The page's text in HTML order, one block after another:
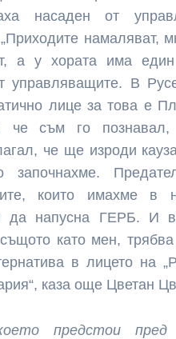
насаден от
намаляват,
а у хората има един
управляващите. В
лице за това е
че съм го
че ще изроди
започнахме.
които имахме в
да напусна ГЕРБ. И
като мен,
в лицето на
каза още Цветан
предстои пред